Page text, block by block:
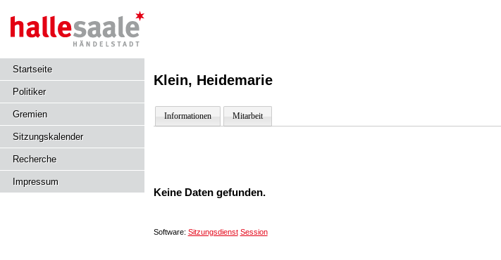
Startseite
Politiker
Gremien
Sitzungskalender
Recherche
Impressum
Klein, Heidemarie
Informationen Mitarbeit
Keine Daten gefunden.
Software: Sitzungsdienst Session